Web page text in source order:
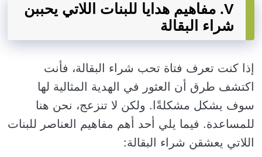
V. مفاهيم هدايا للبنات اللاتي يحببن
شراء البقالة
إذا كنت تعرف فتاة تحب شراء البقالة، فأنت
اكتشف طرق أن العثور في الهدية المثالية لها
سوف يشكل مشكلةًا. ولكن لا تنزعج، نحن هنا
للمساعدة. فيما يلي أحد أهم مفاهيم العناصر للبنات
اللاتي يعشقن شراء البقالة: